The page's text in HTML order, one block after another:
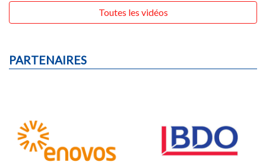
Toutes les vidéos
PARTENAIRES